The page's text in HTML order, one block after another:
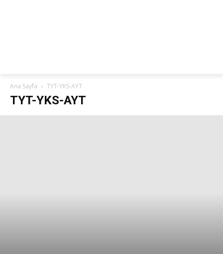
Ana Sayfa TYT-YKS-AYT
TYT-YKS-AYT